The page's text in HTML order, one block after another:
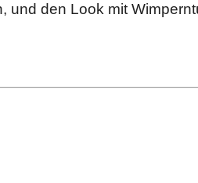
den Look mit